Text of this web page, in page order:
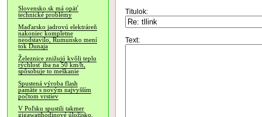
Slovensko.sk má opäť
technické problémy
Maďarsko jadrovú elektráreň
nakoniec kompletne
neodstavilo, Rumunsko mení
tok Dunaja
Železnice znižujú kvôli teplu
rýchlosť iba na 50 km/h,
spôsobuje to meškanie
Spustená výroba flash
pamäte s novým najvyšším
počtom vrstiev
V Poľsku spustili takmer
gigawatthodinové úložisko,
Titulok:
Text: